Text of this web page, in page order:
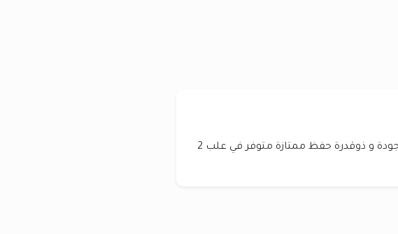
الوصف عسل جهيل غان عالي الجودة و ذوقدرة حفظ ممتازة متوفر في علب 2